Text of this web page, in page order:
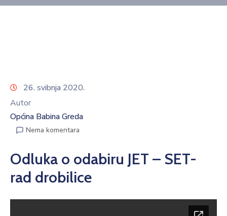
26. svibnja 2020.
Autor
Općina Babina Greda
Nema komentara
Odluka o odabiru JET – SET-
rad drobilice